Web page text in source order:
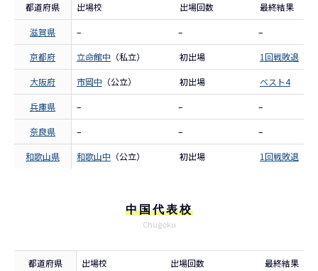
都道府県 出場校 出場回数 最終結果
滋賀県 – – –
京都府 立命館中 （私立） 初出場 1回戦敗退
大阪府 市岡中 （公立） 初出場 ベスト4
兵庫県 – – –
奈良県 – – –
和歌山県 和歌山中 （公立） 初出場 1回戦敗退
中国代表校
Chugoku
都道府県 出場校 出場回数 最終結果